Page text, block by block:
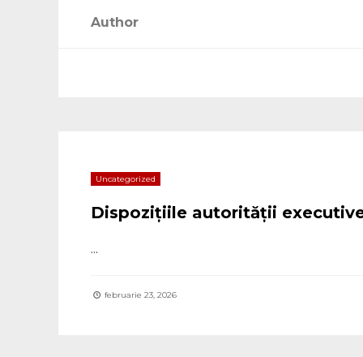
Author
Uncategorized
Dispozițiile autorității
...
februarie 23, 2026